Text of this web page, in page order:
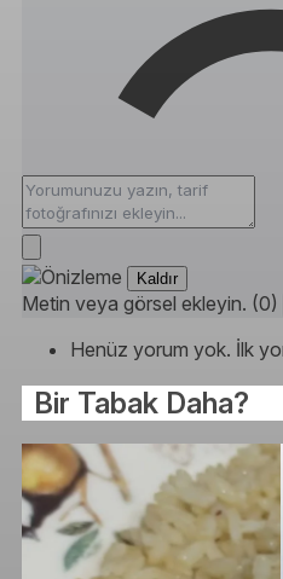
Kaldır
Metin veya görsel ekleyin. (0)
Henüz yorum yok. İlk
Bir Tabak Daha?